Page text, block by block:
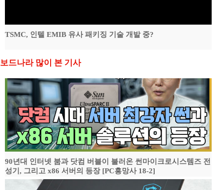
TSMC, 인텔 EMIB 유사 패키징 기술 개발 중?
보드나라 많이 본 기사
90년대 인터넷 붐과 닷컴 버블이 불러온 썬마이크로시스템즈 전
성기, 그리고 x86 서버의 등장 [PC흥망사 18-2]